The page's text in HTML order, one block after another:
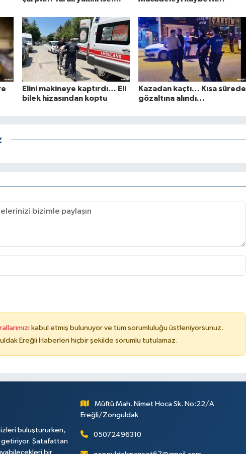
Elini makineye kaptırdı… Eli
bilek hizasından koptu
Kazadan kaçtı… Kısa sürede
gözaltına alındı…
kabul etmiş bulunuyor ve tüm sorumluluğu üstleniyorsunuz.
Ereğli Haberleri hiçbir şekilde sorumlu tutulamaz.
buluştururken,
getiriyor. Şatafattan
bir
Müftü Mah. Nimet Hoca Sk. No:22/A
Ereğli/Zonguldak
05072496310